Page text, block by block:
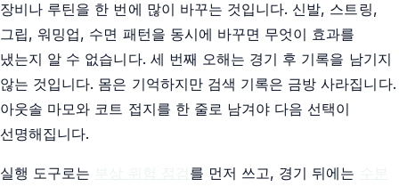
장비나 루틴을 한 번에 많이 바꾸는 것입니다. 신발, 스트링,
그립, 워밍업, 수면 패턴을 동시에 바꾸면 무엇이 효과를
냈는지 알 수 없습니다. 세 번째 오해는 경기 후 기록을 남기지
않는 것입니다. 몸은 기억하지만 검색 기록은 금방 사라집니다.
아웃솔 마모와 코트 접지를 한 줄로 남겨야 다음 선택이
선명해집니다.
실행 도구로는 를 먼저 쓰고, 경기 뒤에는